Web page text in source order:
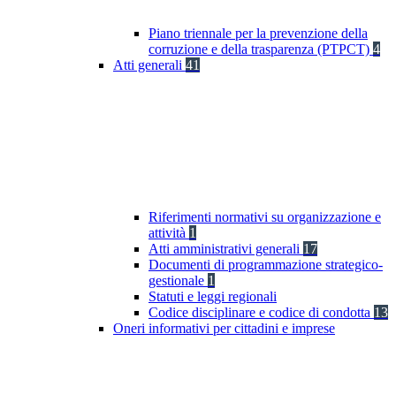
Piano triennale per la prevenzione della
corruzione e della trasparenza (PTPCT) 4
Atti generali 41
Riferimenti normativi su organizzazione e
attività 1
Atti amministrativi generali 17
Documenti di programmazione strategico-
gestionale 1
Statuti e leggi regionali
Codice disciplinare e codice di condotta 13
Oneri informativi per cittadini e imprese